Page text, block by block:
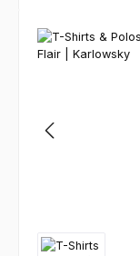
Bildergalerie